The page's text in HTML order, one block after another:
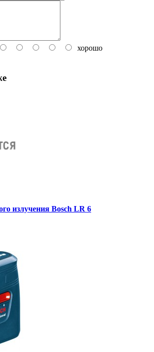
хорошо
излучения Bosch LR 6